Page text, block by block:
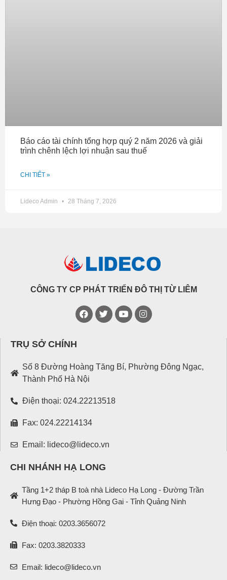
Báo cáo tài chính tổng hợp quý 2 năm 2026 và giải
trình chênh lệch lợi nhuận sau thuế
CHI TIẾT »
Lideco Admin 28 Tháng 7, 2026
CÔNG TY CP PHÁT TRIỂN ĐÔ THỊ TỪ LIÊM
TRỤ SỞ CHÍNH
Số 8 Đường Hoàng Tăng Bí, Phường Đông Ngạc,
Thành Phố Hà Nội
Điện thoại: 024.22213518
Fax: 024.22214134
Email: lideco@lideco.vn
CHI NHÁNH HẠ LONG
Tầng 1+2 tháp B toà nhà Lideco Hạ Long - Đường Trần
Hưng Đạo - Phường Hồng Gai - Tỉnh Quảng Ninh
Điện thoại: 0203.3656072
Fax: 0203.3820333
Email: lideco@lideco.vn